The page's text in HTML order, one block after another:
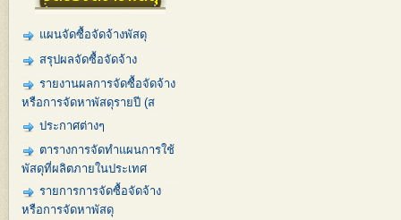
แผนจัดซื้อจัดจ้างพัสดุ
สรุปผลจัดซื้อจัดจ้าง
รายงานผลการจัดซื้อจัดจ้าง
หรือการจัดหาพัสดุรายปี (ส
ประกาศต่างๆ
ตารางการจัดทำแผนการใช้
พัสดุที่ผลิตภายในประเทศ
รายการการจัดซื้อจัดจ้าง
หรือการจัดหาพัสดุ